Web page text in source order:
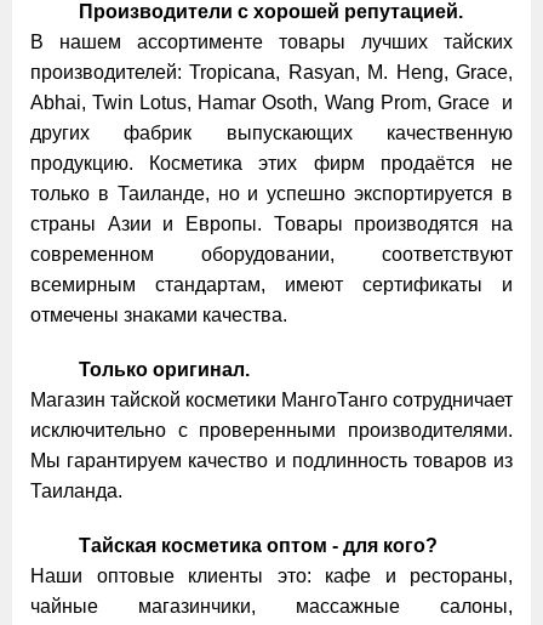
Производители с хорошей репутацией.
В нашем ассортименте товары лучших тайских
производителей: Tropicana, Rasyan, M. Heng, Grace,
Abhai, Twin Lotus, Hamar Osoth, Wang Prom, Grace и
других фабрик выпускающих качественную
продукцию. Косметика этих фирм продаётся не
только в Таиланде, но и успешно экспортируется в
страны Азии и Европы. Товары производятся на
современном оборудовании, соответствуют
всемирным стандартам, имеют сертификаты и
отмечены знаками качества.
Только оригинал.
Магазин тайской косметики МангоТанго сотрудничает
исключительно с проверенными производителями.
Мы гарантируем качество и подлинность товаров из
Таиланда.
Тайская косметика оптом - для кого?
Наши оптовые клиенты это: кафе и рестораны,
чайные магазинчики, массажные салоны,